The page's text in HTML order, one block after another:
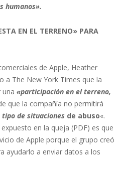
humanos».
EN EL TERRENO» PARA
de Apple, Heather
a The New York Times que la
una «participación en el terreno,
que la compañía no permitirá
tipo de situaciones de abuso«.
en la queja (PDF) es que
de Apple porque el grupo creó
ayudarlo a enviar datos a los